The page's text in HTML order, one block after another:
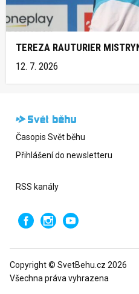
TEREZA RAUTURIER
12. 7. 2026
Časopis Svět běhu
Přihlášení do newsletteru
RSS kanály
Copyright © SvetBehu.cz 2026
Všechna práva vyhrazena